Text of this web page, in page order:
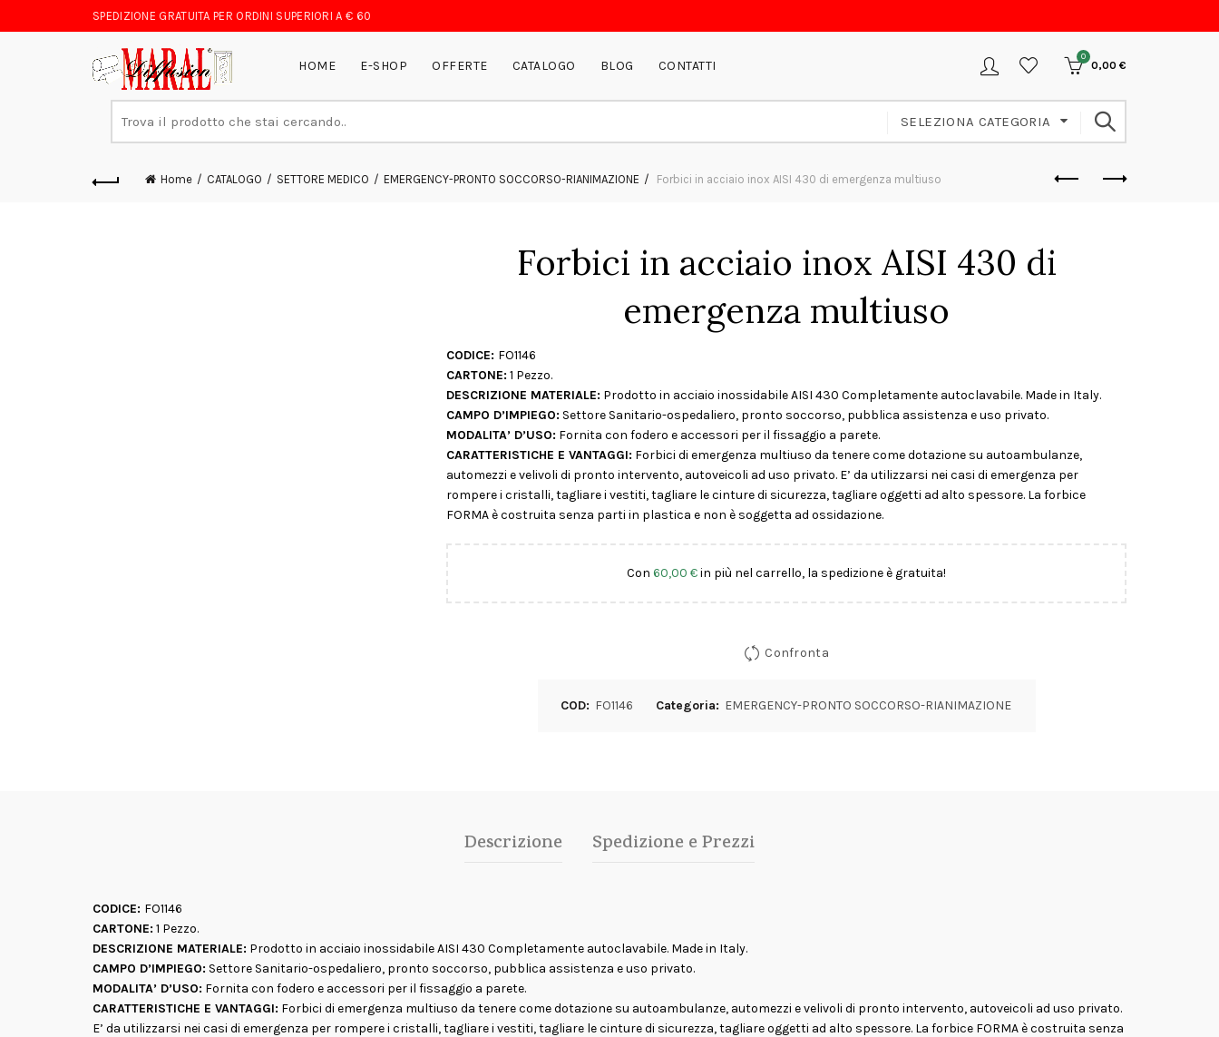
SPEDIZIONE GRATUITA PER ORDINI SUPERIORI A € 60
HOME E-SHOP OFFERTE CATALOGO BLOG CONTATTI
0
0,00 €
for:
SELEZIONA CATEGORIA
Home CATALOGO SETTORE MEDICO EMERGENCY-PRONTO SOCCORSO-RIANIMAZIONE Forbici in acciaio inox AISI 430 di emergenza multiuso
Forbici in acciaio inox AISI 430 di
emergenza multiuso
CODICE: FO1146
CARTONE: 1 Pezzo.
DESCRIZIONE MATERIALE: Prodotto in acciaio inossidabile AISI 430 Completamente autoclavabile. Made in Italy.
CAMPO D’IMPIEGO: Settore Sanitario-ospedaliero, pronto soccorso, pubblica assistenza e uso privato.
MODALITA’ D’USO: Fornita con fodero e accessori per il fissaggio a parete.
CARATTERISTICHE E VANTAGGI: Forbici di emergenza multiuso da tenere come dotazione su autoambulanze,
automezzi e velivoli di pronto intervento, autoveicoli ad uso privato. E’ da utilizzarsi nei casi di emergenza per
rompere i cristalli, tagliare i vestiti, tagliare le cinture di sicurezza, tagliare oggetti ad alto spessore. La forbice
FORMA è costruita senza parti in plastica e non è soggetta ad ossidazione.
Con 60,00 €in più nel carrello, la spedizione è gratuita!
Confronta
COD: FO1146 Categoria: EMERGENCY-PRONTO SOCCORSO-RIANIMAZIONE
Descrizione Spedizione e Prezzi
CODICE: FO1146
CARTONE: 1 Pezzo.
DESCRIZIONE MATERIALE: Prodotto in acciaio inossidabile AISI 430 Completamente autoclavabile. Made in Italy.
CAMPO D’IMPIEGO: Settore Sanitario-ospedaliero, pronto soccorso, pubblica assistenza e uso privato.
MODALITA’ D’USO: Fornita con fodero e accessori per il fissaggio a parete.
CARATTERISTICHE E VANTAGGI: Forbici di emergenza multiuso da tenere come dotazione su autoambulanze, automezzi e velivoli di pronto intervento, autoveicoli ad uso privato.
E’ da utilizzarsi nei casi di emergenza per rompere i cristalli, tagliare i vestiti, tagliare le cinture di sicurezza, tagliare oggetti ad alto spessore. La forbice FORMA è costruita senza